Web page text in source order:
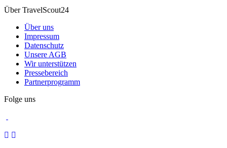
Über TravelScout24
Über uns
Impressum
Datenschutz
Unsere AGB
Wir unterstützen
Pressebereich
Partnerprogramm
Folge uns